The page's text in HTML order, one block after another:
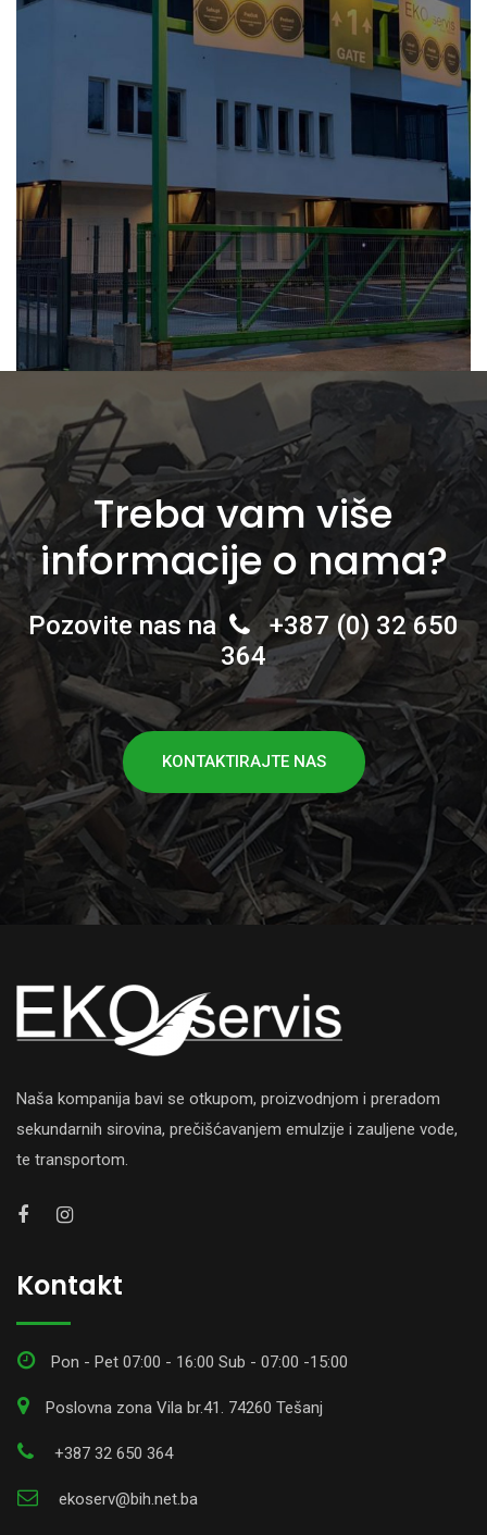
Treba vam više
informacije o nama?
Pozovite nas na
+387 (0) 32 650
364
KONTAKTIRAJTE NAS
Naša kompanija bavi se otkupom, proizvodnjom i preradom
sekundarnih sirovina, prečišćavanjem emulzije i zauljene vode,
te transportom.
Kontakt
Pon - Pet 07:00 - 16:00 Sub - 07:00 -15:00
Poslovna zona Vila br.41. 74260 Tešanj
+387 32 650 364
ekoserv@bih.net.ba